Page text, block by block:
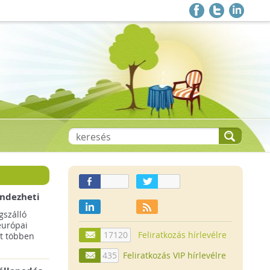
többen
17120
Feliratkozás hírlevélre
435
Feliratkozás VIP hírlevélre